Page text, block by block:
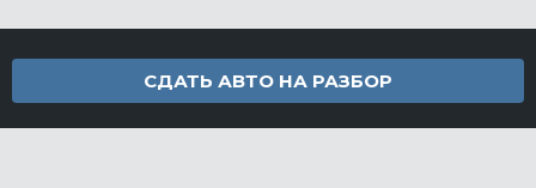
СДАТЬ АВТО НА РАЗБОР